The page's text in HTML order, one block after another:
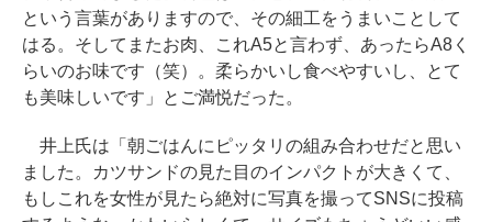
という言葉がありますので、その細工をうまいことして
はる。そしてまたお肉、これA5と言わず、あったらA8く
らいのお味です（笑）。柔らかいし食べやすいし、とて
も美味しいです」とご満悦だった。
井上氏は「朝ごはんにピッタリの組み合わせだと思い
ました。カツサンドの見た目のインパクトが大きくて、
もしこれを女性が見たら絶対に写真を撮ってSNSに投稿